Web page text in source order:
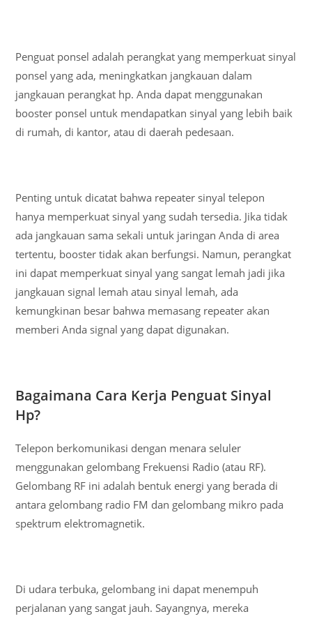
Penguat ponsel adalah perangkat yang memperkuat sinyal
ponsel yang ada, meningkatkan jangkauan dalam
jangkauan perangkat hp. Anda dapat menggunakan
booster ponsel untuk mendapatkan sinyal yang lebih baik
di rumah, di kantor, atau di daerah pedesaan.
Penting untuk dicatat bahwa repeater sinyal telepon
hanya memperkuat sinyal yang sudah tersedia. Jika tidak
ada jangkauan sama sekali untuk jaringan Anda di area
tertentu, booster tidak akan berfungsi. Namun, perangkat
ini dapat memperkuat sinyal yang sangat lemah jadi jika
jangkauan signal lemah atau sinyal lemah, ada
kemungkinan besar bahwa memasang repeater akan
memberi Anda signal yang dapat digunakan.
Bagaimana Cara Kerja Penguat Sinyal
Hp?
Telepon berkomunikasi dengan menara seluler
menggunakan gelombang Frekuensi Radio (atau RF).
Gelombang RF ini adalah bentuk energi yang berada di
antara gelombang radio FM dan gelombang mikro pada
spektrum elektromagnetik.
Di udara terbuka, gelombang ini dapat menempuh
perjalanan yang sangat jauh. Sayangnya, mereka